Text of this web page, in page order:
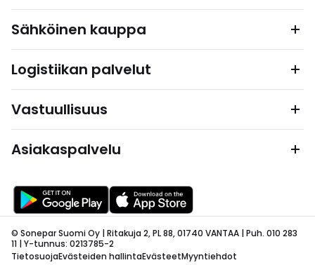
Sähköinen kauppa
Logistiikan palvelut
Vastuullisuus
Asiakaspalvelu
© Sonepar Suomi Oy | Ritakuja 2, PL 88, 01740 VANTAA | Puh. 010 283
11 | Y-tunnus: 0213785-2
TietosuojaEvästeiden hallintaEvästeetMyyntiehdot